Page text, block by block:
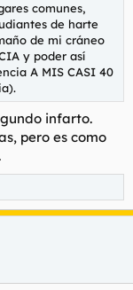
comunes,
de harte
de mi cráneo
y poder así
A MIS CASI 40
infarto.
pero es como